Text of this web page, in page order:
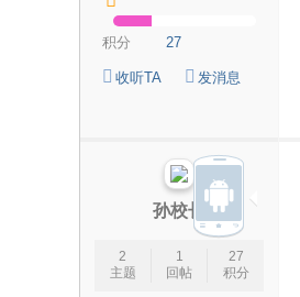
积分 27
收听TA 发消息
孙校长
2
主题
1
回帖
27
积分